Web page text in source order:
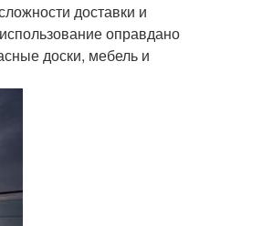
доставки и
оправдано
доски, мебель и